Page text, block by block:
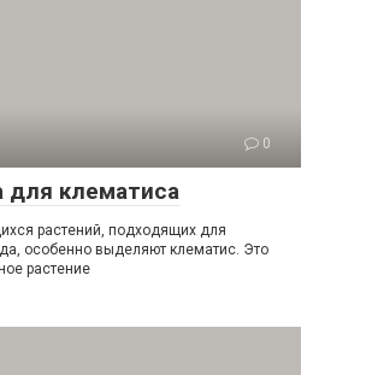
0
для клематиса
растений, подходящих для
особенно выделяют клематис. Это
растение